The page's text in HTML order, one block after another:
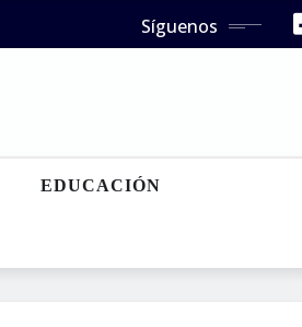
Síguenos
EDUCACIÓN